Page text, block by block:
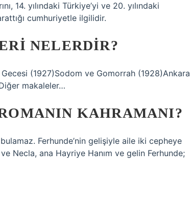
14. yılındaki Türkiye’yi ve 20. yılındaki
cumhuriyetle ilgilidir.
NELERDIR?
(1927)Sodom ve Gomorrah (1928)Ankara
makaleler…
KAHRAMANI?
Ferhunde’nin gelişiyle aile iki cepheye
Necla, ana Hayriye Hanım ve gelin Ferhunde;